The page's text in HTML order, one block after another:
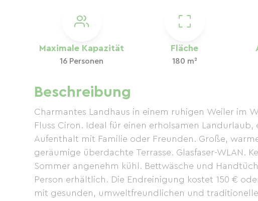
Maximale Kapazität
16 Personen
Fläche
180 m²
Beschreibung
Charmantes Landhaus in einem ruhigen Weiler im
Fluss Ciron. Ideal für einen erholsamen
Aufenthalt mit Familie oder Freunden. Große,
geräumige überdachte Terrasse. Glasfaser-WLAN.
Sommer angenehm kühl. Bettwäsche und
Person erhältlich. Die Endreinigung kostet 150 €
mit gesunden, umweltfreundlichen und